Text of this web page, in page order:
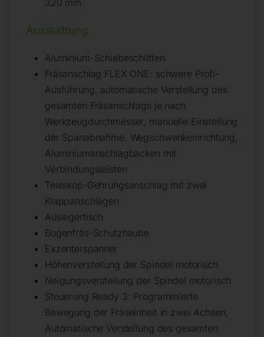
Ausstattung
Aluminium-Schiebeschlitten
Fräsanschlag FLEX ONE: schwere Profi-
Ausführung, automatische Verstellung des
gesamten Fräsanschlags je nach
Werkzeugdurchmesser, manuelle Einstellung
der Spanabnahme, Wegschwenkeinrichtung,
Aluminiumanschlagbacken mit
Verbindungsleisten
Teleskop-Gehrungsanschlag mit zwei
Klappanschlägen
Auslegertisch
Bogenfräs-Schutzhaube
Exzenterspanner
Höhenverstellung der Spindel motorisch
Neigungsverstellung der Spindel motorisch
Steuerung Ready 3: Programmierte
Bewegung der Fräseinheit in zwei Achsen,
Automatische Verstellung des gesamten